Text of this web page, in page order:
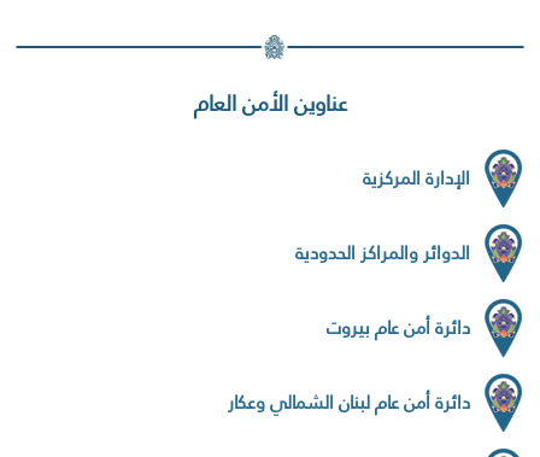
عناوين الأمن العام
الإدارة المركزية
الدوائر والمراكز الحدودية
دائرة أمن عام بيروت
دائرة أمن عام لبنان الشمالي وعكار